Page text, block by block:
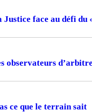
Justice face au défi
observateurs
ce que le terrain sait